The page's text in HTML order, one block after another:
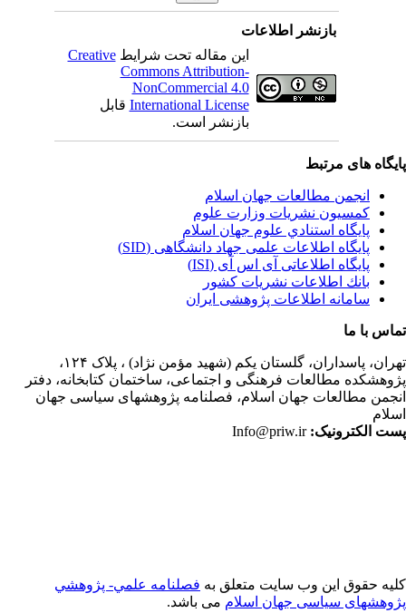
بازنشر اطلاعات
این مقاله تحت شرایطCreative
Commons Attribution-
NonCommercial 4.0
International Licenseقابل
بازنشر است.
های مرتبط
انجمن مطالعات جهان اسلام
کمسیون نشریات وزارت علوم
پايگاه استنادي علوم جهان اسلام
پایگاه اطلاعات علمی جهاد دانشگاهی (SID)
پایگاه اطلاعاتی آی اس آی (ISI)
بانك اطلاعات نشريات كشور
سامانه اطلاعات پژوهشی ایران
با ما
پاسداران، گلستان یکم (شهید مؤمن نژاد) ، پلاک ۱۲۴،
مطالعات فرهنگی و اجتماعی، ساختمان کتابخانه، دفتر
مطالعات جهان اسلام، فصلنامه پژوهشهای سیاسی جهان
الکترونیک:Info@priw.ir
حقوق این وب سایت متعلق بهفصلنامه علمي- پژوهشي
سیاسی جهان اسلاممی باشد.